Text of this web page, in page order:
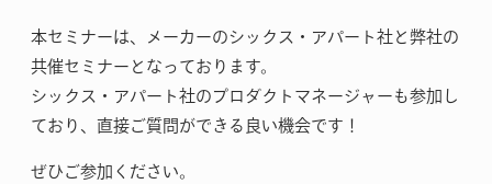
本セミナーは、メーカーのシックス・アパート社と弊社の
共催セミナーとなっております。
シックス・アパート社のプロダクトマネージャーも参加し
ており、直接ご質問ができる良い機会です！
ぜひご参加ください。